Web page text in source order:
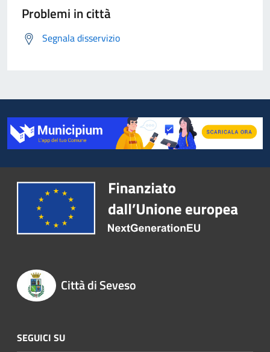
Problemi in città
Segnala disservizio
Città di Seveso
SEGUICI SU